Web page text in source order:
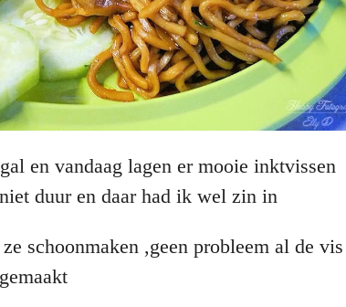
en vandaag lagen er mooie inktvissen
duur en daar had ik wel zin in
schoonmaken ,geen probleem al de vis